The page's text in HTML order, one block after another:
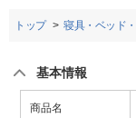
トップ 寝具・ベッド
基本情報
商品名